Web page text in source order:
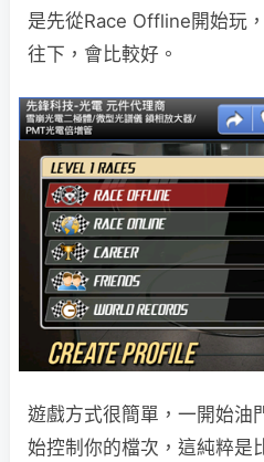
是先從Race Offline開始玩
往下，會比較好。
遊戲方式很簡單，一開始油
始控制你的檔次，這純粹是